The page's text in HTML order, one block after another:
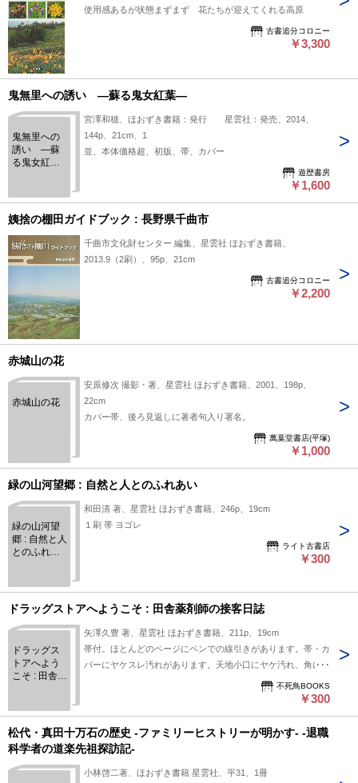
使用感あるが状態まずまず 花たちが迎えてくれる高原
古書追分コロニー
￥3,300
鬼無里への誘い ―蘇る鬼女紅葉―
鬼無里への
誘い ―蘇
る鬼女紅葉
宮澤和穂、ほおずき書籍：発行 星雲社：発売、2014、
144p、21cm、1
並、本体価格超、初版、帯、カバー
遊歴書房
￥1,600
姨捨の棚田ガイドブック : 長野県千曲市
千曲市文化財センター 編集、星雲社 ほおずき書籍、
2013.9（2刷）、95p、21cm
古書追分コロニー
￥2,200
赤城山の花
赤城山の花
安原修次 撮影・著、星雲社 ほおずき書籍、2001、198p、
22cm
カバー帯、後ろ見返しに著者句入り署名。
萬葉堂書店(平塚)
￥1,000
緑の山河望郷 : 自然と人とのふれあい
緑の山河望
郷 : 自然と人
とのふれあ
和田清 著、星雲社 ほおずき書籍、246p、19cm
１刷 帯 ヨゴレ
ライト古書店
￥300
ドラッグストアへようこそ : 田舎薬剤師の接客日誌
ドラッグス
トアへよう
こそ : 田舎薬
矢澤久豊 著、星雲社 ほおずき書籍、211p、19cm
帯付。ほとんどのページにペンでの線引きがあります。帯・カ
バーにヤケスレ汚れがあります。天地小口にヤケ汚れ、角に折
不死鳥BOOKS
￥300
松代・真田十万石の歴史 -ファミリーヒストリーが明かす- -退職
科学者の道楽先祖探訪記-
小林啓二著、ほおずき書籍 星雲社、平31、1冊